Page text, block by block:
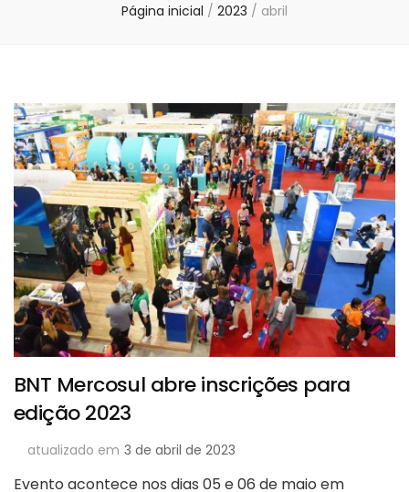
Página inicial / 2023 / abril
BNT Mercosul abre inscrições para
edição 2023
atualizado em 3 de abril de 2023
Evento acontece nos dias 05 e 06 de maio em